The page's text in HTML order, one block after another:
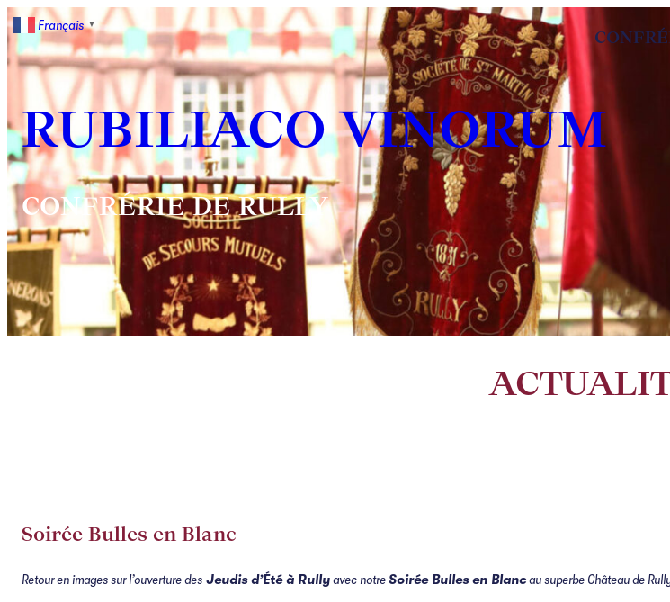
RUBILIACO VINORUM
CONFRÉRIE DE RULLY
Soirée Bulles en Blanc
Retour en images sur l’ouverture des Jeudis d’Été à Rullyavec notreSoirée Bulles en Blancau superbe Château de
Français ▼